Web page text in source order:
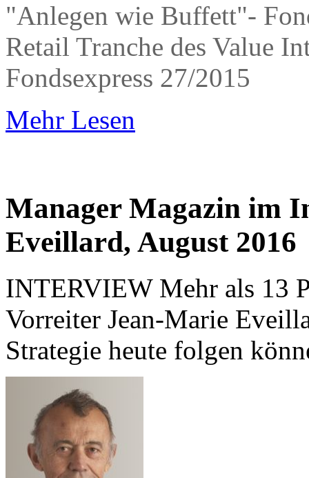
"Anlegen wie Buffett"-
Retail Tranche des Value
Fondsexpress 27/2015
Mehr Lesen
Manager Magazin im
Eveillard, August 2016
INTERVIEW Mehr als 13
Vorreiter Jean-Marie
Strategie heute folgen